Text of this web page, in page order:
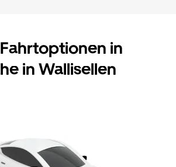
in
in Wallisellen